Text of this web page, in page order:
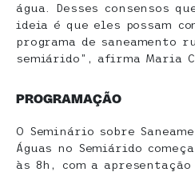
água. Desses consensos
ideia é que eles possam
programa de saneamento
semiárido”, afirma Maria
PROGRAMAÇÃO
O Seminário sobre
Águas no Semiárido
às 8h, com a